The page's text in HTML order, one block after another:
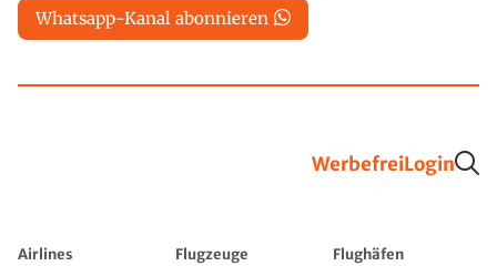
Whatsapp-Kanal abonnieren
WerbefreiLogin
Airlines Flugzeuge
Flughäfen